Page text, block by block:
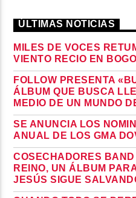
ÚLTIMAS NOTICIAS
MILES DE VOCES
VIENTO RECIO EN
FOLLOW PRESENTA
ÁLBUM QUE BUSCA
MEDIO DE UN MUNDO
SE ANUNCIA LOS
ANUAL DE LOS GMA
COSECHADORES
REINO, UN ÁLBUM
JESÚS SIGUE